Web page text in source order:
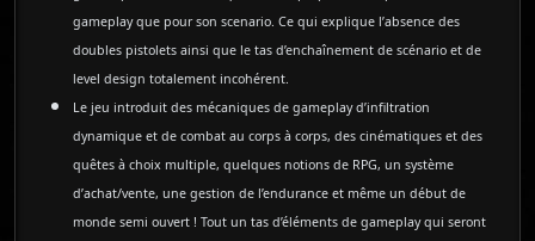
gameplay que pour son scenario. Ce qui explique l’absence des
doubles pistolets ainsi que le tas d’enchaînement de scénario et de
level design totalement incohérent.
Le jeu introduit des mécaniques de gameplay d’infiltration
dynamique et de combat au corps à corps, des cinématiques et des
quêtes à choix multiple, quelques notions de RPG, un système
d’achat/vente, une gestion de l’endurance et même un début de
monde semi ouvert ! Tout un tas d’éléments de gameplay qui seront